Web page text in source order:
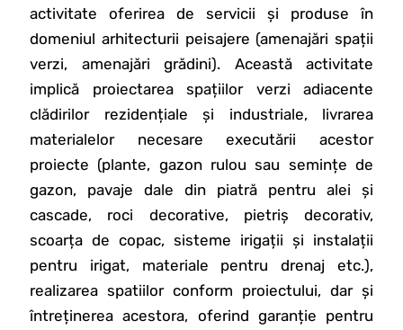
activitate oferirea de servicii și produse în
domeniul arhitecturii peisajere (amenajări spații
verzi, amenajări grădini). Această activitate
implică proiectarea spațiilor verzi adiacente
clădirilor rezidențiale și industriale, livrarea
materialelor necesare executării acestor
proiecte (plante, gazon rulou sau semințe de
gazon, pavaje dale din piatră pentru alei și
cascade, roci decorative, pietriș decorativ,
scoarța de copac, sisteme irigații și instalații
pentru irigat, materiale pentru drenaj etc.),
realizarea spatiilor conform proiectului, dar și
întreținerea acestora, oferind garanție pentru